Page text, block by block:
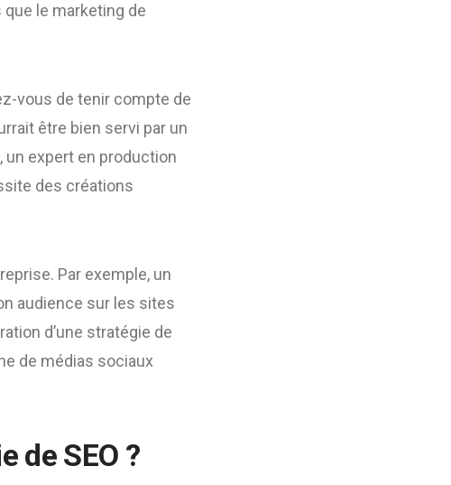
le marketing de
vous de tenir compte de
être bien servi par un
un expert en production
des créations
Par exemple, un
audience sur les sites
d’une stratégie de
de médias sociaux
de SEO ?